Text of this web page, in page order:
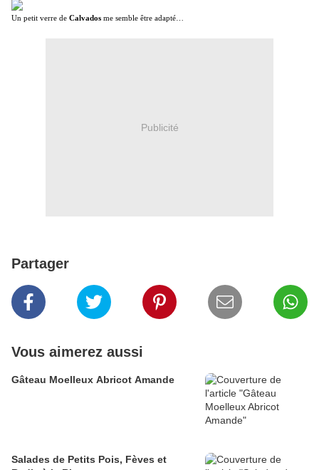
Un petit verre de Calvados me semble être adapté…
Publicité
Partager
Vous aimerez aussi
Gâteau Moelleux Abricot Amande
Salades de Petits Pois, Fèves et